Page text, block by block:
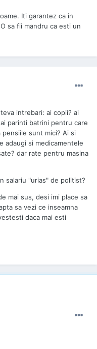
Iti garantez ca in
sa fii mandru ca esti un
intrebari: ai copii? ai
parinti batrini pentru care
sunt mici? Ai si
adaugi si medicamentele
dar rate pentru masina
salariu "urias" de politist?
mai sus, desi imi place sa
sa vezi ce inseamna
daca mai esti